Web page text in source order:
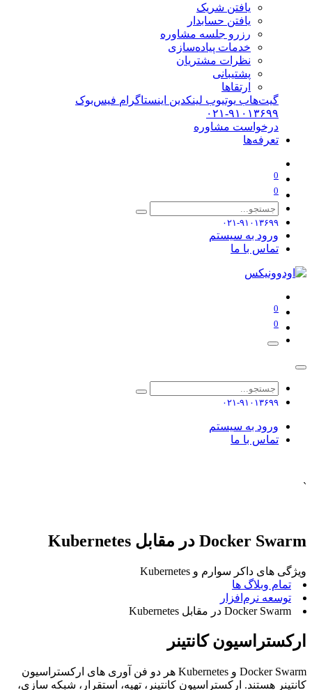
یافتن شریک
یافتن حسابدار
رزرو جلسه مشاوره
خدمات پیاده‌سازی
نظرات مشتریان
پشتیبانی
ارتقاها
گیت‌هاب یوتیوب لینکدین اینستاگرام فیس‌بوک
۰۲۱-۹۱۰۱۳۶۹۹
درخواست مشاوره
تعرفه‌ها
0
0
۰۲۱-۹۱۰۱۳۶۹۹
ورود به سیستم
تماس با ما
0
0
۰۲۱-۹۱۰۱۳۶۹۹
ورود به سیستم
تماس با ما
`
Docker Swarm در مقابل Kubernetes
ویژگی های داکر سوارم و Kubernetes
تمام وبلاگ ها
توسعه نرم‌افزار ​
Docker Swarm در مقابل Kubernetes
ارکستراسیون کانتینر
Docker Swarm و Kubernetes هر دو فن آوری های ارکستراسیون
کانتینر هستند. ارکستراسیون کانتینر، تهیه، استقرار، شبکه سازی،